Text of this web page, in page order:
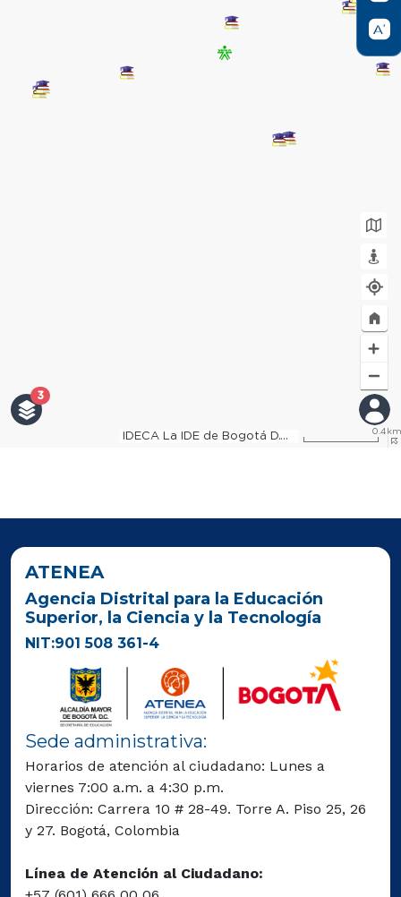
ATENEA
Agencia Distrital para la Educación
Superior, la Ciencia y la Tecnología
NIT:901 508 361-4
Sede administrativa:
Horarios de atención al ciudadano: Lunes a
viernes 7:00 a.m. a 4:30 p.m.
Dirección: Carrera 10 # 28-49. Torre A. Piso 25, 26
y 27. Bogotá, Colombia
Línea de Atención al Ciudadano: